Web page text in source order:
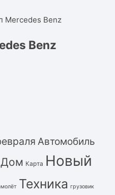
Benz
Автомобиль
Дом Карта Новый
Техника грузовик